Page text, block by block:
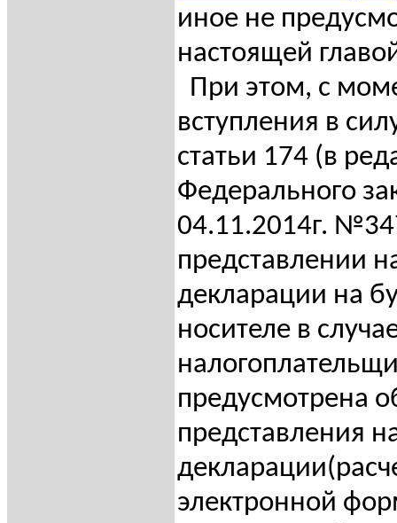
иное не
настоящей
При этом, с
вступления в
статьи 174 (в
Федерального
04.11.2014г.
представлении
декларации на
носителе в
предусмотрена
представления
электронной